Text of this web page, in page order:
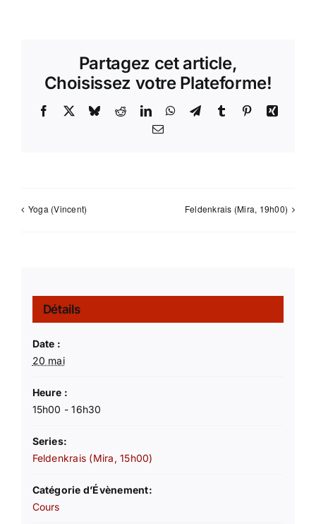
Partagez cet article,
Choisissez votre Plateforme!
Facebook BlueskyRedditLinkedInWhatsApp
TelegramTumblr PinterestXing
Email
Yoga (Vincent) Feldenkrais (Mira, 19h00)
Détails
Date :
20 mai
Heure :
15h00 - 16h30
Series:
Feldenkrais (Mira, 15h00)
Catégorie d’Évènement:
Cours